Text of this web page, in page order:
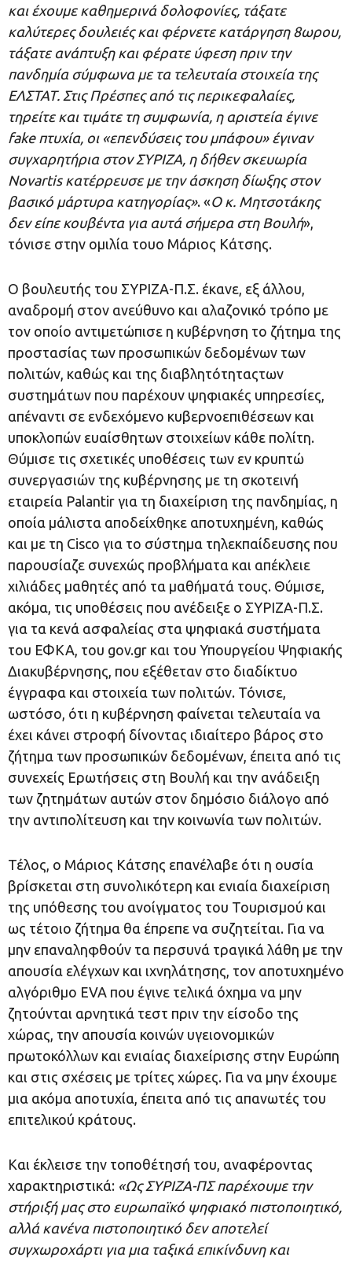
και έχουμε καθημερινά δολοφονίες, τάξατε
καλύτερες δουλειές και φέρνετε κατάργηση 8ωρου,
τάξατε ανάπτυξη και φέρατε ύφεση πριν την
πανδημία σύμφωνα με τα τελευταία στοιχεία της
ΕΛΣΤΑΤ. Στις Πρέσπες από τις περικεφαλαίες,
τηρείτε και τιμάτε τη συμφωνία, η αριστεία έγινε
fake πτυχία, οι «επενδύσεις του μπάφου» έγιναν
συγχαρητήρια στον ΣΥΡΙΖΑ, η δήθεν σκευωρία
Novartis κατέρρευσε με την άσκηση δίωξης στον
βασικό μάρτυρα κατηγορίας». «Ο κ. Μητσοτάκης
δεν είπε κουβέντα για αυτά σήμερα στη Βουλή»,
τόνισε στην ομιλία τουο Μάριος Κάτσης.
Ο βουλευτής του ΣΥΡΙΖΑ-Π.Σ. έκανε, εξ άλλου,
αναδρομή στον ανεύθυνο και αλαζονικό τρόπο με
τον οποίο αντιμετώπισε η κυβέρνηση το ζήτημα της
προστασίας των προσωπικών δεδομένων των
πολιτών, καθώς και της διαβλητότηταςτων
συστημάτων που παρέχουν ψηφιακές υπηρεσίες,
απέναντι σε ενδεχόμενο κυβερνοεπιθέσεων και
υποκλοπών ευαίσθητων στοιχείων κάθε πολίτη.
Θύμισε τις σχετικές υποθέσεις των εν κρυπτώ
συνεργασιών της κυβέρνησης με τη σκοτεινή
εταιρεία Palantir για τη διαχείριση της πανδημίας, η
οποία μάλιστα αποδείχθηκε αποτυχημένη, καθώς
και με τη Cisco για το σύστημα τηλεκπαίδευσης που
παρουσίαζε συνεχώς προβλήματα και απέκλειε
χιλιάδες μαθητές από τα μαθήματά τους. Θύμισε,
ακόμα, τις υποθέσεις που ανέδειξε ο ΣΥΡΙΖΑ-Π.Σ.
για τα κενά ασφαλείας στα ψηφιακά συστήματα
του ΕΦΚΑ, του gov.gr και του Υπουργείου Ψηφιακής
Διακυβέρνησης, που εξέθεταν στο διαδίκτυο
έγγραφα και στοιχεία των πολιτών. Τόνισε,
ωστόσο, ότι η κυβέρνηση φαίνεται τελευταία να
έχει κάνει στροφή δίνοντας ιδιαίτερο βάρος στο
ζήτημα των προσωπικών δεδομένων, έπειτα από τις
συνεχείς Ερωτήσεις στη Βουλή και την ανάδειξη
των ζητημάτων αυτών στον δημόσιο διάλογο από
την αντιπολίτευση και την κοινωνία των πολιτών.
Τέλος, ο Μάριος Κάτσης επανέλαβε ότι η ουσία
βρίσκεται στη συνολικότερη και ενιαία διαχείριση
της υπόθεσης του ανοίγματος του Τουρισμού και
ως τέτοιο ζήτημα θα έπρεπε να συζητείται. Για να
μην επαναληφθούν τα περσυνά τραγικά λάθη με την
απουσία ελέγχων και ιχνηλάτησης, τον αποτυχημένο
αλγόριθμο EVA που έγινε τελικά όχημα να μην
ζητούνται αρνητικά τεστ πριν την είσοδο της
χώρας, την απουσία κοινών υγειονομικών
πρωτοκόλλων και ενιαίας διαχείρισης στην Ευρώπη
και στις σχέσεις με τρίτες χώρες. Για να μην έχουμε
μια ακόμα αποτυχία, έπειτα από τις απανωτές του
επιτελικού κράτους.
Και έκλεισε την τοποθέτησή του, αναφέροντας
χαρακτηριστικά: «Ως ΣΥΡΙΖΑ-ΠΣ παρέχουμε την
στήριξή μας στο ευρωπαϊκό ψηφιακό πιστοποιητικό,
αλλά κανένα πιστοποιητικό δεν αποτελεί
συγχωροχάρτι για μια ταξικά επικίνδυνη και